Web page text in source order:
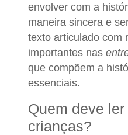
envolver com a
maneira sincera e
texto articulado com
importantes nas
que compõem a
essenciais.
Quem deve
crianças?